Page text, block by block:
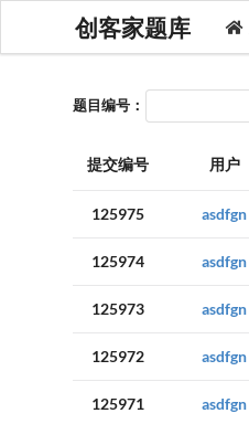
创客家题库
题目编号：
提交编号 用户
125975 asdfgn
125974 asdfgn
125973 asdfgn
125972 asdfgn
125971 asdfgn